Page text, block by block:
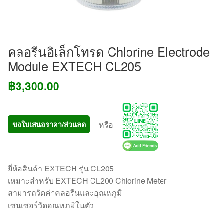
คลอรีนอิเล็กโทรด Chlorine Electrode
Module EXTECH CL205
฿3,300.00
ขอใบเสนอราคา/ส่วนลด หรือ
ยี่ห้อสินค้า EXTECH รุ่น CL205
เหมาะสำหรับ EXTECH CL200 Chlorine Meter
สามารถวัดค่าคลอรีนและอุณหภูมิ
เซนเซอร์วัดอุณหภูมิในตัว